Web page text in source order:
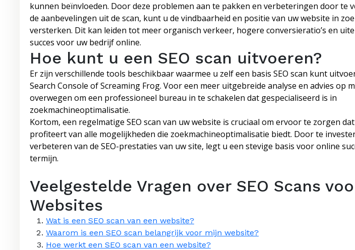
kunnen beïnvloeden. Door deze problemen aan te pakken en verbeteringen door te
de aanbevelingen uit de scan, kunt u de vindbaarheid en positie van uw website in
versterken. Dit kan leiden tot meer organisch verkeer, hogere conversieratio’s en
succes voor uw bedrijf online.
Hoe kunt u een SEO scan uitvoeren?
Er zijn verschillende tools beschikbaar waarmee u zelf een basis SEO scan kunt
Search Console of Screaming Frog. Voor een meer uitgebreide analyse en advies op
overwegen om een professioneel bureau in te schakelen dat gespecialiseerd is in
zoekmachineoptimalisatie.
Kortom, een regelmatige SEO scan van uw website is cruciaal om ervoor te zorgen
profiteert van alle mogelijkheden die zoekmachineoptimalisatie biedt. Door te
verbeteren van de SEO-prestaties van uw site, legt u een stevige basis voor online
termijn.
Veelgestelde Vragen over SEO Scans
Websites
Wat is een SEO scan van een website?
Waarom is een SEO scan belangrijk voor mijn website?
Hoe werkt een SEO scan van een website?